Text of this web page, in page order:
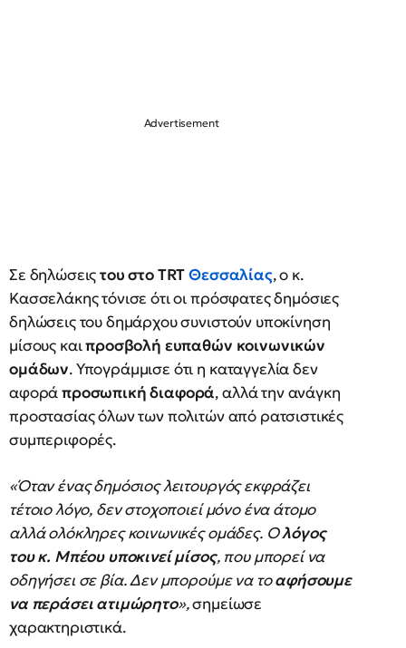
Σε δηλώσειςτου στο TRTΘεσσαλίας, ο κ.
Κασσελάκης τόνισε ότι οι πρόσφατες δημόσιες
δηλώσεις του δημάρχου συνιστούν υποκίνηση
μίσους καιπροσβολή ευπαθών κοινωνικών
ομάδων. Υπογράμμισε ότι η καταγγελία δεν
αφοράπροσωπική διαφορά, αλλά την ανάγκη
προστασίας όλων των πολιτών από ρατσιστικές
συμπεριφορές.
«Όταν ένας δημόσιος λειτουργός εκφράζει
τέτοιο λόγο, δεν στοχοποιεί μόνο ένα άτομο
αλλά ολόκληρες κοινωνικές ομάδες. Ολόγος
του κ. Μπέου υποκινεί μίσος, που μπορεί να
οδηγήσει σε βία. Δεν μπορούμε να τοαφήσουμε
να περάσει ατιμώρητο»,σημείωσε
χαρακτηριστικά.